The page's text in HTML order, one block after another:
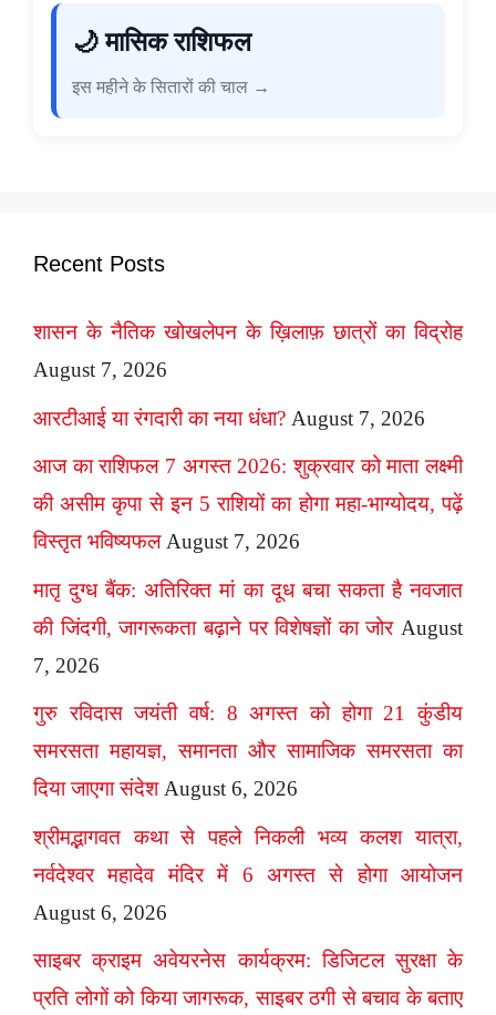
🌙 मासिक राशिफल
इस महीने के सितारों की चाल →
Recent Posts
शासन के नैतिक खोखलेपन के ख़िलाफ़ छात्रों का विद्रोह
August 7, 2026
आरटीआई या रंगदारी का नया धंधा? August 7, 2026
आज का राशिफल 7 अगस्त 2026: शुक्रवार को माता लक्ष्मी
की असीम कृपा से इन 5 राशियों का होगा महा-भाग्योदय, पढ़ें
विस्तृत भविष्यफल August 7, 2026
मातृ दुग्ध बैंक: अतिरिक्त मां का दूध बचा सकता है नवजात
की जिंदगी, जागरूकता बढ़ाने पर विशेषज्ञों का जोर August
7, 2026
गुरु रविदास जयंती वर्ष: 8 अगस्त को होगा 21 कुंडीय
समरसता महायज्ञ, समानता और सामाजिक समरसता का
दिया जाएगा संदेश August 6, 2026
श्रीमद्भागवत कथा से पहले निकली भव्य कलश यात्रा,
नर्वदेश्वर महादेव मंदिर में 6 अगस्त से होगा आयोजन
August 6, 2026
साइबर क्राइम अवेयरनेस कार्यक्रम: डिजिटल सुरक्षा के
प्रति लोगों को किया जागरूक, साइबर ठगी से बचाव के बताए